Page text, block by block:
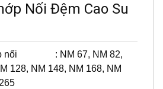
Nối Đệm Cao Su
nối : NM 67, NM 82,
128, NM 148, NM 168, NM